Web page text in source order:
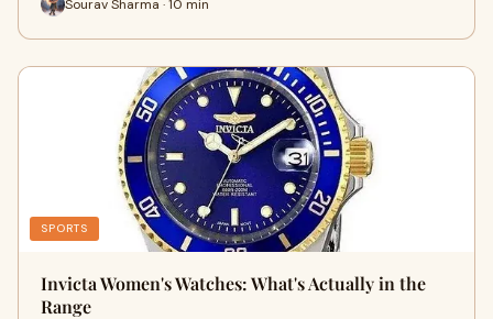
Sourav Sharma · 10 min
SPORTS
Invicta Women's Watches: What's Actually in the
Range